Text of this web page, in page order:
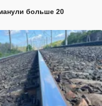
больше 20